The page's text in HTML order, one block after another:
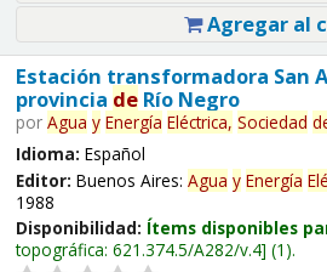
Agregar al
Estación transformadora San
provincia deRío Negro
por Agua y Energía Eléctrica, Sociedad
Idioma: Español
Editor: Buenos Aires: Agua y Energía
1988
Disponibilidad: Ítems disponibles
topográfica: 621.374.5/A282/v.4 (1).